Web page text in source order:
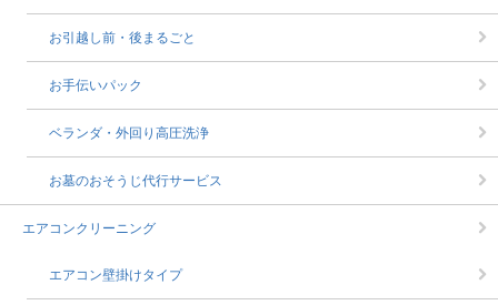
お引越し前・後まるごと
お手伝いパック
ベランダ・外回り高圧洗浄
お墓のおそうじ代行サービス
エアコンクリーニング
エアコン壁掛けタイプ